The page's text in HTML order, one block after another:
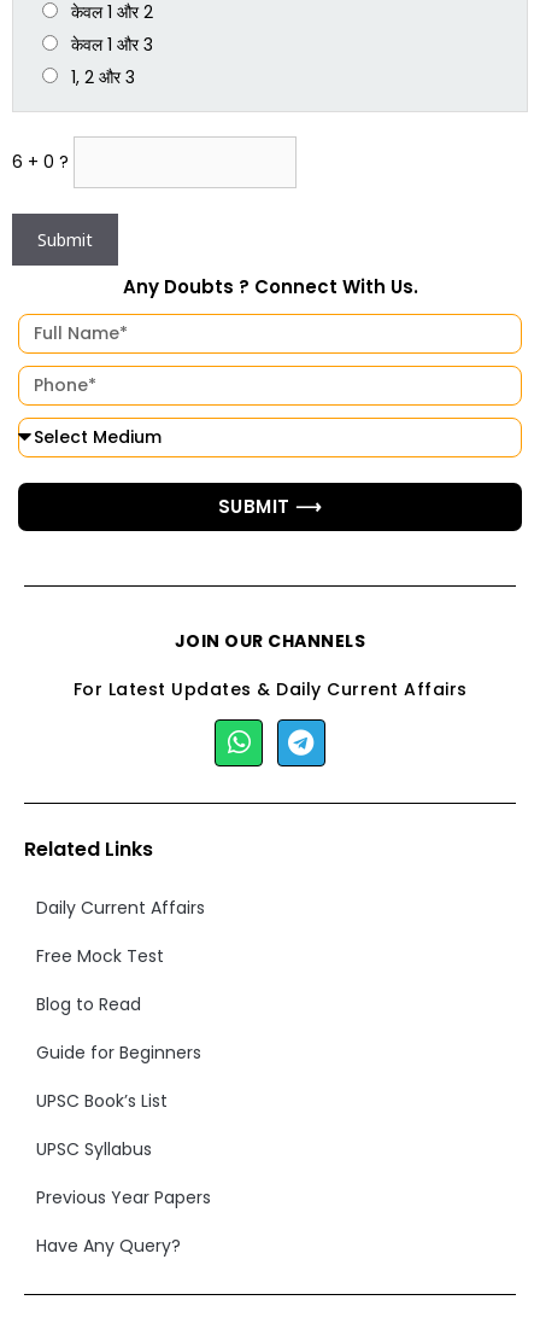
केवल 1 और 2
केवल 1 और 3
1, 2 और 3
6 + 0 ?
Any Doubts ? Connect With Us.
SUBMIT ⟶
JOIN OUR CHANNELS
For Latest Updates & Daily Current Affairs
Related Links
Daily Current Affairs
Free Mock Test
Blog to Read
Guide for Beginners
UPSC Book’s List
UPSC Syllabus
Previous Year Papers
Have Any Query?